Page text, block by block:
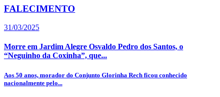
FALECIMENTO
31/03/2025
Morre em Jardim Alegre Osvaldo Pedro dos Santos, o
“Neguinho da Coxinha”, que...
Aos 50 anos, morador do Conjunto Glorinha Rech ficou conhecido
nacionalmente pelo...